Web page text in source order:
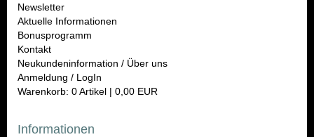
Newsletter
Aktuelle Informationen
Bonusprogramm
Kontakt
Neukundeninformation / Über uns
Anmeldung / LogIn
Warenkorb: 0 Artikel | 0,00 EUR
Informationen